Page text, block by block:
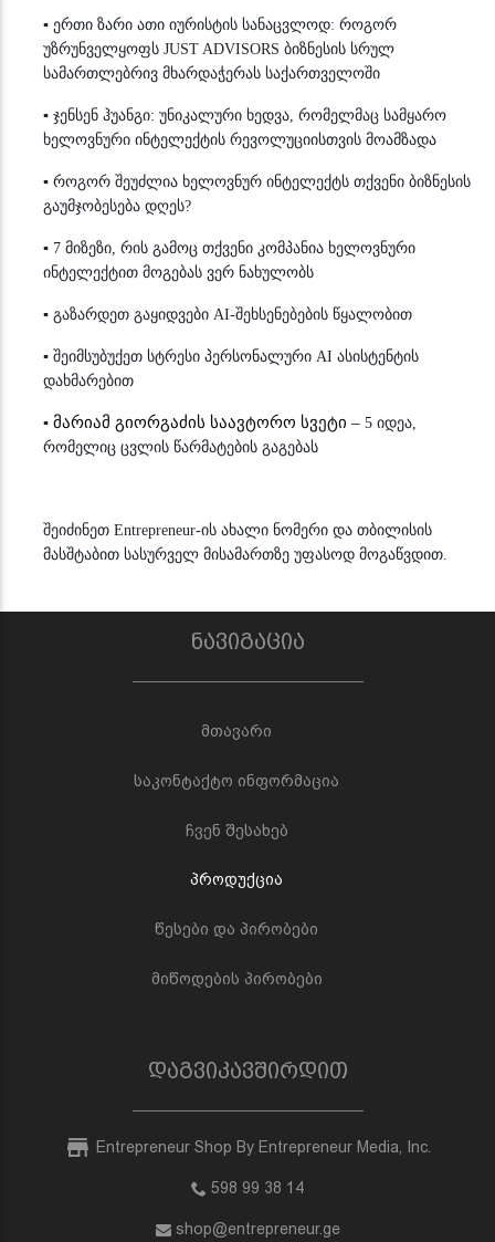
▪ ერთი ზარი ათი იურისტის სანაცვლოდ: როგორ
უზრუნველყოფს JUST ADVISORS ბიზნესის სრულ
სამართლებრივ მხარდაჭერას საქართველოში
▪ ჯენსენ ჰუანგი: უნიკალური ხედვა, რომელმაც სამყარო
ხელოვნური ინტელექტის რევოლუციისთვის მოამზადა
▪ როგორ შეუძლია ხელოვნურ ინტელექტს თქვენი ბიზნესის
გაუმჯობესება დღეს?
▪ 7 მიზეზი, რის გამოც თქვენი კომპანია ხელოვნური
ინტელექტით მოგებას ვერ ნახულობს
▪ გაზარდეთ გაყიდვები AI-შეხსენებების წყალობით
▪ შეიმსუბუქეთ სტრესი პერსონალური AI ასისტენტის
დახმარებით
▪ მარიამ გიორგაძის საავტორო სვეტი – 5 იდეა,
რომელიც ცვლის წარმატების გაგებას
შეიძინეთ Entrepreneur-ის ახალი ნომერი და თბილისის
მასშტაბით სასურველ მისამართზე უფასოდ მოგაწვდით.
ნავიგაცია
მთავარი
საკონტაქტო ინფორმაცია
ჩვენ შესახებ
პროდუქცია
წესები და პირობები
მიწოდების პირობები
დაგვიკავშირდით
Entrepreneur Shop By Entrepreneur Media, Inc.
598 99 38 14
shop@entrepreneur.ge